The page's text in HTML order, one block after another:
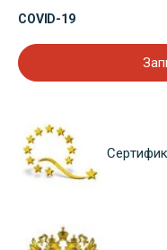
COVID-19